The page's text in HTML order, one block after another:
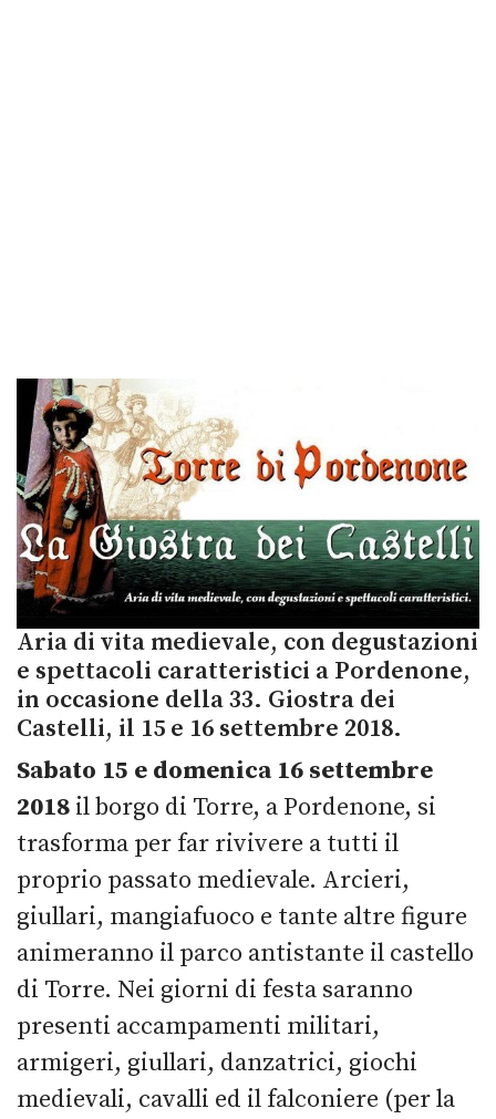
Aria di vita medievale, con degustazioni
e spettacoli caratteristici a Pordenone,
in occasione della 33. Giostra dei
Castelli, il 15 e 16 settembre 2018.
Sabato 15 e domenica 16 settembre
2018 il borgo di Torre, a Pordenone, si
trasforma per far rivivere a tutti il
proprio passato medievale. Arcieri,
giullari, mangiafuoco e tante altre figure
animeranno il parco antistante il castello
di Torre. Nei giorni di festa saranno
presenti accampamenti militari,
armigeri, giullari, danzatrici, giochi
medievali, cavalli ed il falconiere (per la